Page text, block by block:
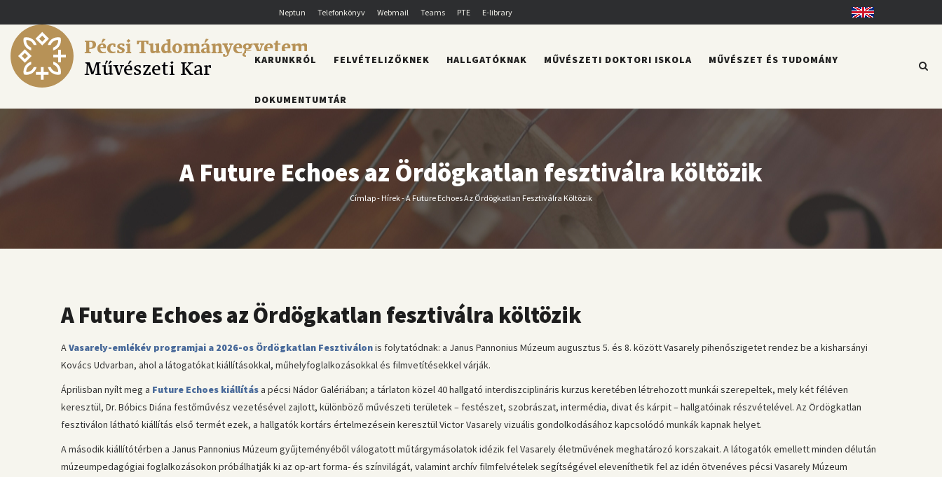
a
tartalomra
Neptun Telefonkönyv Webmail Teams PTE E-library English
Pécsi Tudományegyetem
Művészeti Kar
FŐMENÜ
KARUNKRÓL FELVÉTELIZŐKNEK HALLGATÓKNAK MŰVÉSZETI DOKTORI ISKOLA MŰVÉSZET ÉS TUDOMÁNY
DOKUMENTUMTÁR
A Future Echoes az Ördögkatlan fesztiválra költözik
Morzsa
Címlap- Hírek-A Future Echoes Az Ördögkatlan Fesztiválra Költözik
A Future Echoes az Ördögkatlan fesztiválra költözik
AVasarely-emlékév programjai a 2026-os Ördögkatlan Fesztiválonis folytatódnak: a Janus Pannonius Múzeum augusztus 5. és 8. között Vasarely pihenőszigetet rendez be a kisharsányi
Kovács Udvarban, ahol a látogatókat kiállításokkal, műhelyfoglalkozásokkal és filmvetítésekkel várják.
Áprilisban nyílt meg a Future Echoes kiállítás a pécsi Nádor Galériában; a tárlaton közel 40 hallgató interdiszciplináris kurzus keretében létrehozott munkái szerepeltek, mely két féléven
keresztül, Dr. Bóbics Diána festőművész vezetésével zajlott, különböző művészeti területek – festészet, szobrászat, intermédia, divat és kárpit – hallgatóinak részvételével. Az Ördögkatlan
fesztiválon látható kiállítás első termét ezek, a hallgatók kortárs értelmezésein keresztül Victor Vasarely vizuális gondolkodásához kapcsolódó munkák kapnak helyet.
A második kiállítótérben a Janus Pannonius Múzeum gyűjteményéből válogatott műtárgymásolatok idézik fel Vasarely életművének meghatározó korszakait. A látogatók emellett minden délután
múzeumpedagógiai foglalkozásokon próbálhatják ki az op-art forma- és színvilágát, valamint archív filmfelvételek segítségével eleveníthetik fel az idén ötvenéves pécsi Vasarely Múzeum